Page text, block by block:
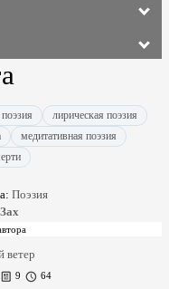
лирическая поэзия
медитативная поэзия
Поэзия
ветер
9 64